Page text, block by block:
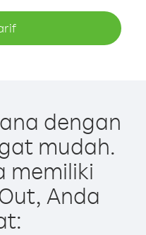
dengan
mudah.
memiliki
Anda